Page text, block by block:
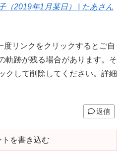
（2019年1月某日） | たあさん
リンクをクリックするとご自
軌跡が残る場合があります。そ
クして削除してください。詳細
返信
トを書き込む